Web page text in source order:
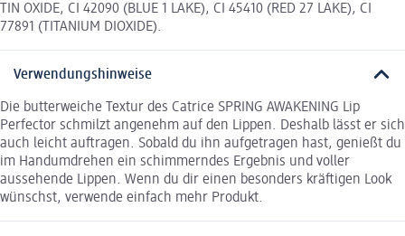
TIN OXIDE, CI 42090 (BLUE 1 LAKE), CI 45410 (RED 27 LAKE), CI
77891 (TITANIUM DIOXIDE).
Verwendungshinweise
Die butterweiche Textur des Catrice SPRING AWAKENING Lip
Perfector schmilzt angenehm auf den Lippen. Deshalb lässt er sich
auch leicht auftragen. Sobald du ihn aufgetragen hast, genießt du
im Handumdrehen ein schimmerndes Ergebnis und voller
aussehende Lippen. Wenn du dir einen besonders kräftigen Look
wünschst, verwende einfach mehr Produkt.